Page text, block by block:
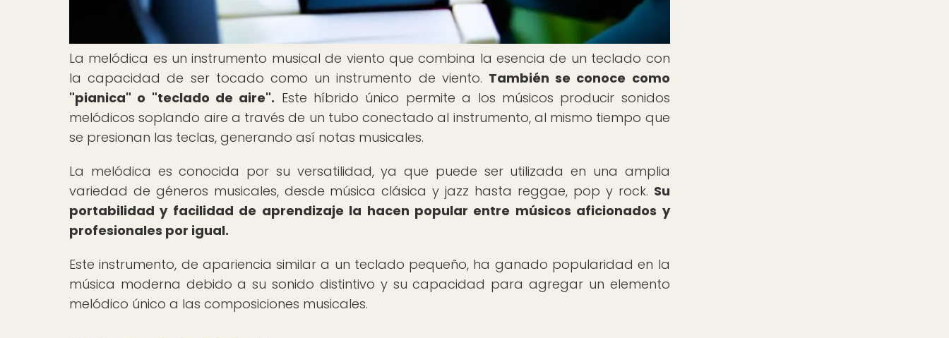
La melódica es un instrumento musical de viento que combina la esencia de un teclado con
la capacidad de ser tocado como un instrumento de viento. También se conoce como
"pianica" o "teclado de aire". Este híbrido único permite a los músicos producir sonidos
melódicos soplando aire a través de un tubo conectado al instrumento, al mismo tiempo que
se presionan las teclas, generando así notas musicales.
La melódica es conocida por su versatilidad, ya que puede ser utilizada en una amplia
variedad de géneros musicales, desde música clásica y jazz hasta reggae, pop y rock. Su
portabilidad y facilidad de aprendizaje la hacen popular entre músicos aficionados y
profesionales por igual.
Este instrumento, de apariencia similar a un teclado pequeño, ha ganado popularidad en la
música moderna debido a su sonido distintivo y su capacidad para agregar un elemento
melódico único a las composiciones musicales.